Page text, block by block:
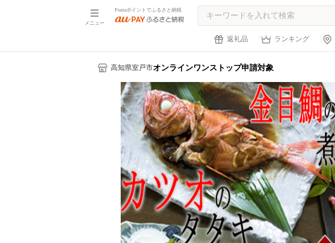
メニュー
Pontaポイントでふるさと納税
返礼品 ランキング
高知県室戸市オンラインワンストップ申請対象